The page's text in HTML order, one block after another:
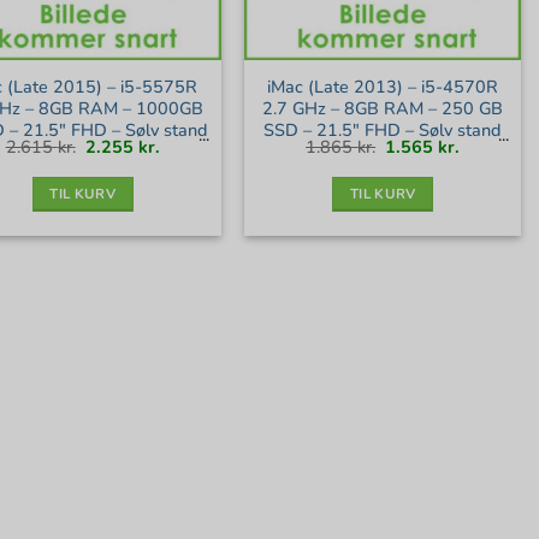
(Late 2015) – i5-5575R
– 8GB RAM – 1000GB
– 21.5″ FHD – Sølv stand
2.615kr. Den
oprindelige
pris
2.255 kr.Den
aktuelle
pris
TIL KURV
iMac (Late 2013) – i5-4570R
2.7 GHz – 8GB RAM – 250 GB
SSD – 21.5″ FHD – Sølv stand
1.865kr. Den
oprindelige
pris
1.565 kr.
TIL KURV